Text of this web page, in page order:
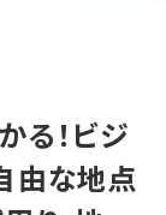
る！ビジ
由な地点